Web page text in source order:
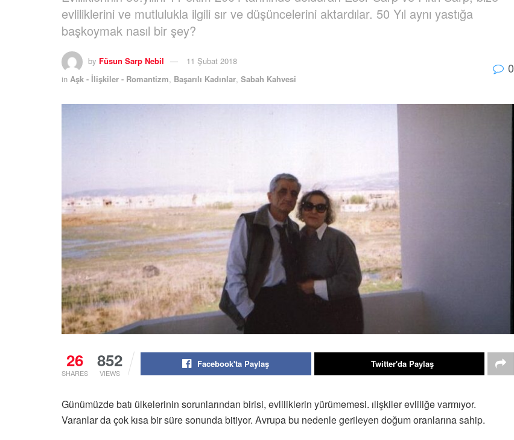
evliliklerini ve mutlulukla ilgili sır ve düşüncelerini aktardılar. 50 Yıl aynı yastığa
başkoymak nasıl bir şey?
by Füsun Sarp Nebil
11 Şubat 2018
in Aşk - İlişkiler - Romantizm, Başarılı Kadınlar, Sabah Kahvesi
0
26
SHARES
852
VIEWS
Facebook'ta Paylaş Twitter'da Paylaş
Günümüzde batı ülkelerinin sorunlarından birisi, evliliklerin yürümemesi. ılişkiler evliliğe varmıyor.
Varanlar da çok kısa bir süre sonunda bitiyor. Avrupa bu nedenle gerileyen doğum oranlarına sahip.